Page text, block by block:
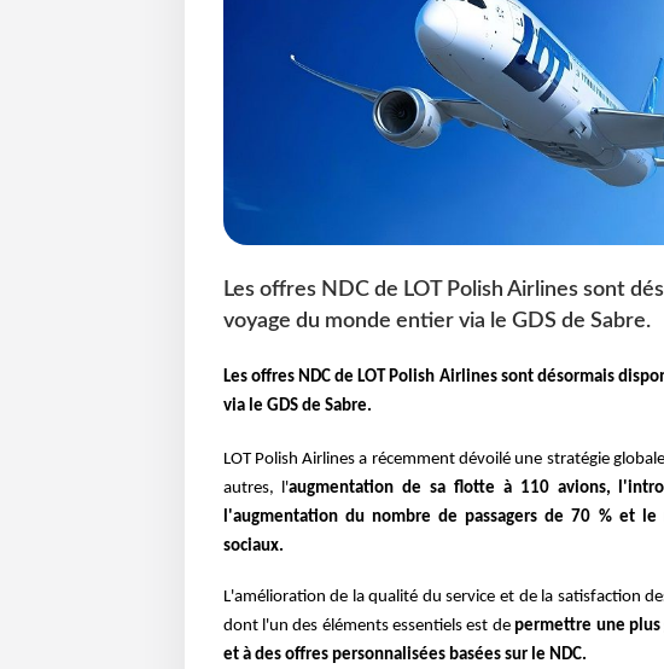
Les offres NDC de LOT Polish Airlines sont
voyage du monde entier via le GDS de Sabre.
Les offres NDC de LOT Polish Airlines sont désormais
via le GDS de Sabre.
LOT Polish Airlines a récemment dévoilé une stratégie
autres, l'augmentation de sa flotte à 110 avions,
l'augmentation du nombre de passagers de 70 % et
sociaux.
L'amélioration de la qualité du service et de la satisfaction
dont l'un des éléments essentiels est de permettre une plus
et à des offres personnalisées basées sur le NDC.